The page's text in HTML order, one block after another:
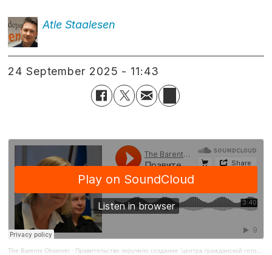
Atle Staalesen
24 September 2025 - 11:43
The Barents Observer · Правительство поручило создание 'центра гражданской готовности' в Киркенесе